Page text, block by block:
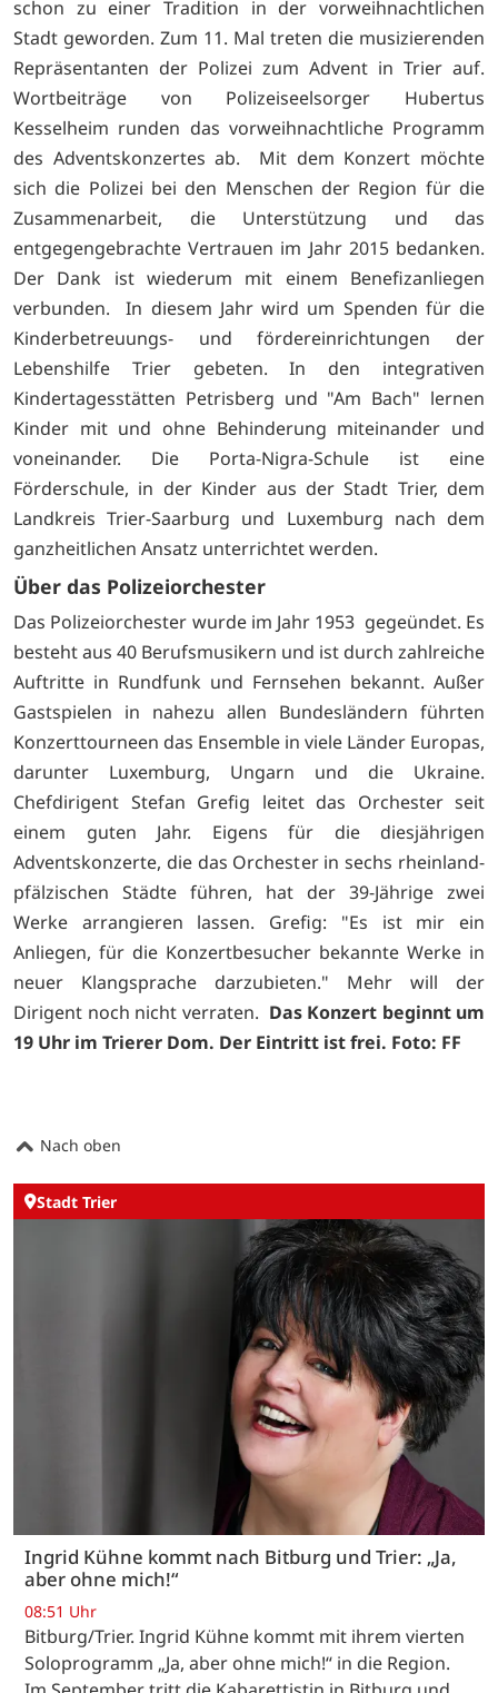
schon zu einer Tradition in der vorweihnachtlichen
Stadt geworden. Zum 11. Mal treten die musizierenden
Repräsentanten der Polizei zum Advent in Trier auf.
Wortbeiträge von Polizeiseelsorger Hubertus
Kesselheim runden das vorweihnachtliche Programm
des Adventskonzertes ab. Mit dem Konzert möchte
sich die Polizei bei den Menschen der Region für die
Zusammenarbeit, die Unterstützung und das
entgegengebrachte Vertrauen im Jahr 2015 bedanken.
Der Dank ist wiederum mit einem Benefizanliegen
verbunden. In diesem Jahr wird um Spenden für die
Kinderbetreuungs- und fördereinrichtungen der
Lebenshilfe Trier gebeten. In den integrativen
Kindertagesstätten Petrisberg und "Am Bach" lernen
Kinder mit und ohne Behinderung miteinander und
voneinander. Die Porta-Nigra-Schule ist eine
Förderschule, in der Kinder aus der Stadt Trier, dem
Landkreis Trier-Saarburg und Luxemburg nach dem
ganzheitlichen Ansatz unterrichtet werden.
Über das Polizeiorchester
Das Polizeiorchester wurde im Jahr 1953 gegeündet. Es
besteht aus 40 Berufsmusikern und ist durch zahlreiche
Auftritte in Rundfunk und Fernsehen bekannt. Außer
Gastspielen in nahezu allen Bundesländern führten
Konzerttourneen das Ensemble in viele Länder Europas,
darunter Luxemburg, Ungarn und die Ukraine.
Chefdirigent Stefan Grefig leitet das Orchester seit
einem guten Jahr. Eigens für die diesjährigen
Adventskonzerte, die das Orchester in sechs rheinland-
pfälzischen Städte führen, hat der 39-Jährige zwei
Werke arrangieren lassen. Grefig: "Es ist mir ein
Anliegen, für die Konzertbesucher bekannte Werke in
neuer Klangsprache darzubieten." Mehr will der
Dirigent noch nicht verraten. Das Konzert beginnt um
19 Uhr im Trierer Dom. Der Eintritt ist frei. Foto: FF
Nach oben
Stadt Trier
Ingrid Kühne kommt nach Bitburg und Trier: „Ja,
aber ohne mich!“
08:51 Uhr
Bitburg/Trier. Ingrid Kühne kommt mit ihrem vierten
Soloprogramm „Ja, aber ohne mich!“ in die Region.